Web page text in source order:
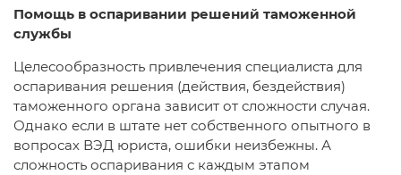
Помощь в оспаривании решений таможенной
службы
Целесообразность привлечения специалиста для
оспаривания решения (действия, бездействия)
таможенного органа зависит от сложности случая.
Однако если в штате нет собственного опытного в
вопросах ВЭД юриста, ошибки неизбежны. А
сложность оспаривания с каждым этапом